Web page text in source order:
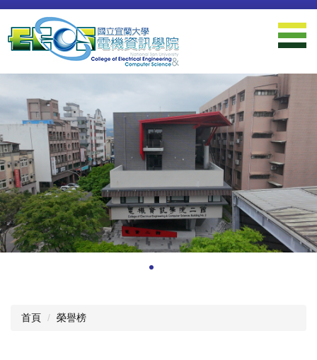
跳
到
主
要
區
首頁 榮譽榜